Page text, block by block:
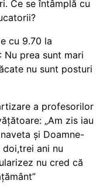
Ce se întâmplă cu
cu 9.70 la
prea sunt mari
nu sunt posturi
a profesorilor
„Am zis iau
și Doamne-
ani nu
nu cred că